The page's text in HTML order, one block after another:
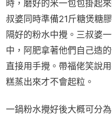
時，磨好的米一包包掛起
叔婆同時準備21斤糖煲糖
隔好的粉水中攪。三叔婆
中，阿肥拿著他們自己造
直接用手攪。帶福佬笑說
糕蒸出來才不會起粒。
一鍋粉水攪好後大概可分